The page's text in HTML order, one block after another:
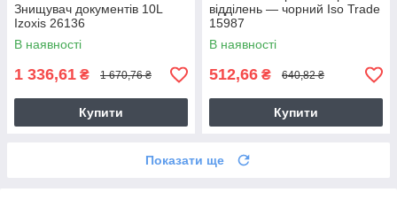
Знищувач документів 10L
Izoxis 26136
В наявності
1 336,61 ₴ 1 670,76 ₴
Купити
відділень — чорний Iso Trade
15987
В наявності
512,66 ₴ 640,82 ₴
Купити
Показати ще